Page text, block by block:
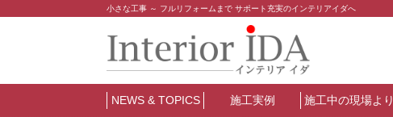
小さな工事 ～ フルリフォームまで サポート充実のインテリアイダへ
NEWS & TOPICS 施工実例 施工中の現場より